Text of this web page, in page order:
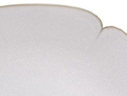
Подсвечник 27420-10/S, 3,5